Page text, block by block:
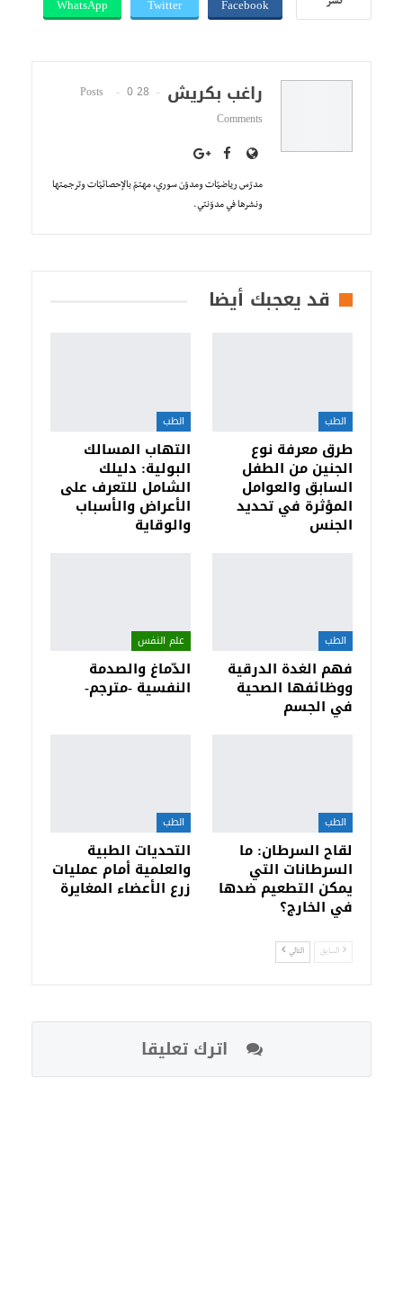
Facebook
Twitter
WhatsApp
راغب بكريش 28 Posts
0
Comments
مدرّس رياضيّات ومدوّن سوري، مهتمّ بالإحصائيّات وترجمتها
ونشرها في مدوّنتي.
قد يعجبك أيضا
الطب
طرق معرفة نوع
الجنين من الطفل
السابق والعوامل
المؤثرة في تحديد
الجنس
الطب
التهاب المسالك
البولية: دليلك
الشامل للتعرف على
الأعراض والأسباب
والوقاية
الطب
فهم الغدة الدرقية
ووظائفها الصحية
في الجسم
علم النفس
الدّماغ والصدمة
النفسية -مترجم-
الطب
لقاح السرطان: ما
السرطانات التي
يمكن التطعيم ضدها
في الخارج؟
الطب
التحديات الطبية
والعلمية أمام عمليات
زرع الأعضاء المغايرة
السابق التالي
اترك تعليقا